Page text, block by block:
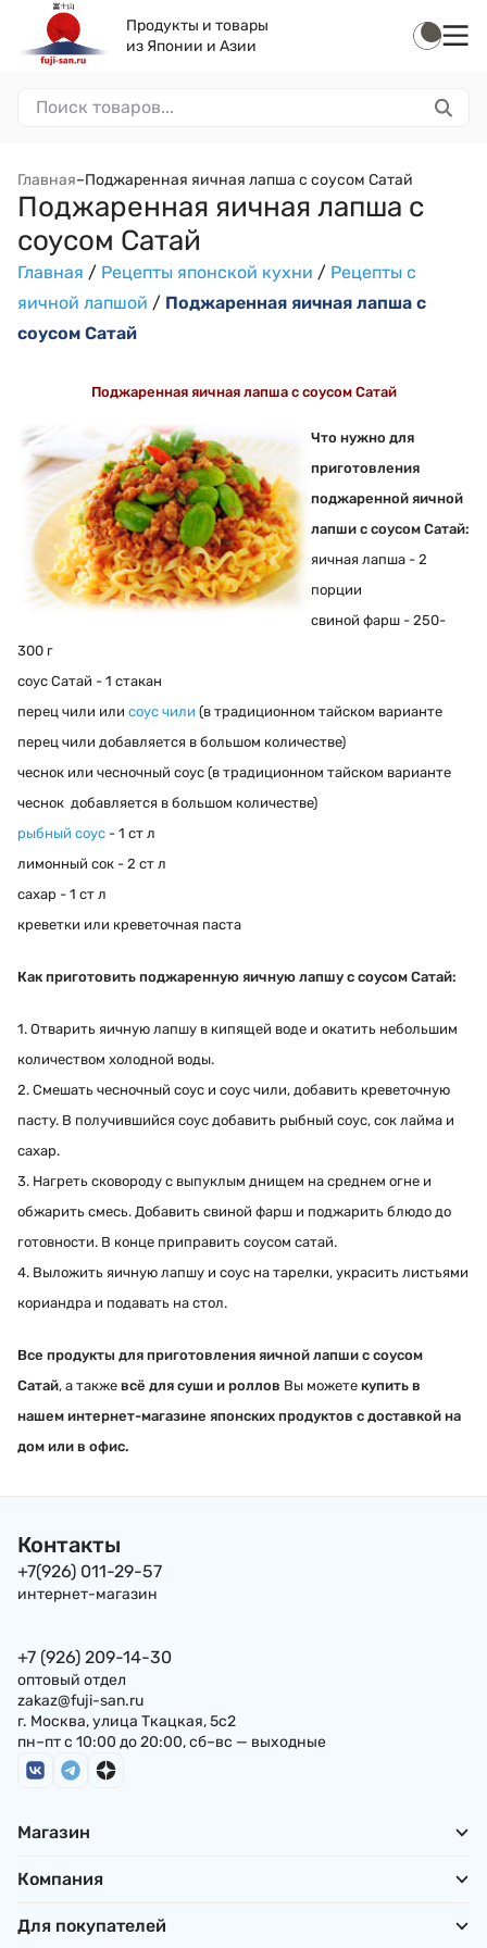
Продукты и товары
из Японии и Азии
Главная–Поджаренная яичная лапша с соусом Сатай
Поджаренная яичная лапша с
соусом Сатай
Главная / Рецепты японской кухни / Рецепты с
яичной лапшой / Поджаренная яичная лапша с
соусом Сатай
Поджаренная яичная лапша с соусом Сатай
Что нужно для
приготовления
поджаренной яичной
лапши с соусом Сатай:
яичная лапша - 2
порции
свиной фарш - 250-
300 г
соус Сатай - 1 стакан
перец чили или соус чили (в традиционном тайском варианте
перец чили добавляется в большом количестве)
чеснок или чесночный соус (в традиционном тайском варианте
чеснок добавляется в большом количестве)
рыбный соус - 1 ст л
лимонный сок - 2 ст л
сахар - 1 ст л
креветки или креветочная паста
Как приготовить поджаренную яичную лапшу с соусом Сатай:
1. Отварить яичную лапшу в кипящей воде и окатить небольшим
количеством холодной воды.
2. Смешать чесночный соус и соус чили, добавить креветочную
пасту. В получившийся соус добавить рыбный соус, сок лайма и
сахар.
3. Нагреть сковороду с выпуклым днищем на среднем огне и
обжарить смесь. Добавить свиной фарш и поджарить блюдо до
готовности. В конце приправить соусом сатай.
4. Выложить яичную лапшу и соус на тарелки, украсить листьями
кориандра и подавать на стол.
Все продукты для приготовления яичной лапши с соусом
Сатай, а также всё для суши и роллов Вы можете купить в
нашем интернет-магазине японских продуктов с доставкой на
дом или в офис.
Контакты
+7(926) 011-29-57
интернет-магазин
+7 (926) 209-14-30
оптовый отдел
zakaz@fuji-san.ru
г. Москва, улица Ткацкая, 5с2
пн–пт с 10:00 до 20:00, сб–вс — выходные
Магазин
Компания
Для покупателей